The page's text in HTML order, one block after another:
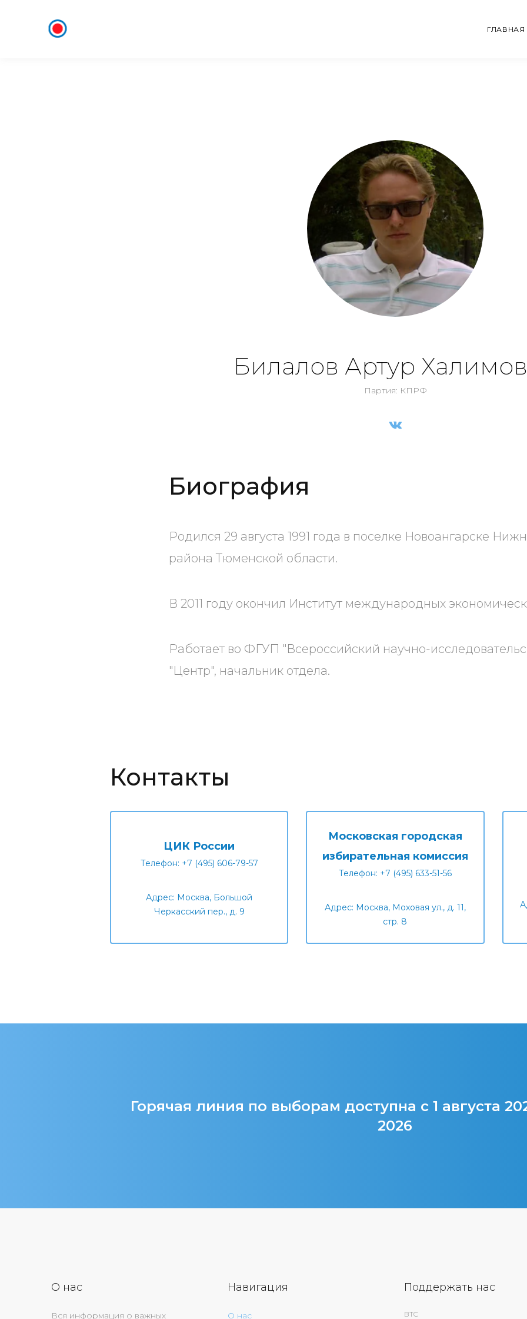
ГЛАВНАЯ
Билалов Артур
Партия: КПРФ
Биография
Родился 29 августа 1991 года в поселке Новоангарске
района Тюменской области.
В 2011 году окончил Институт международных
Работает во ФГУП "Всероссийский научно-
"Центр", начальник отдела.
Контакты
ЦИК России
Телефон: +7 (495) 606-79-57
Адрес: Москва, Большой
Черкасский пер., д. 9
Московская городская
избирательная комиссия
Телефон: +7 (495) 633-51-56
Адрес: Москва, Моховая ул., д. 11,
стр. 8
Горячая линия по выборам доступна с 1 августа
2026
О нас
Вся информация о важных
Навигация
О нас
Поддержать нас
BTC